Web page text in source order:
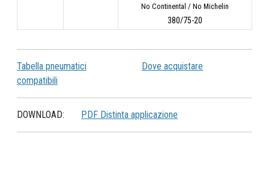
No Continental / No Michelin
380/75-20
Tabella pneumatici
compatibili
Dove acquistare
DOWNLOAD: PDF Distinta applicazione